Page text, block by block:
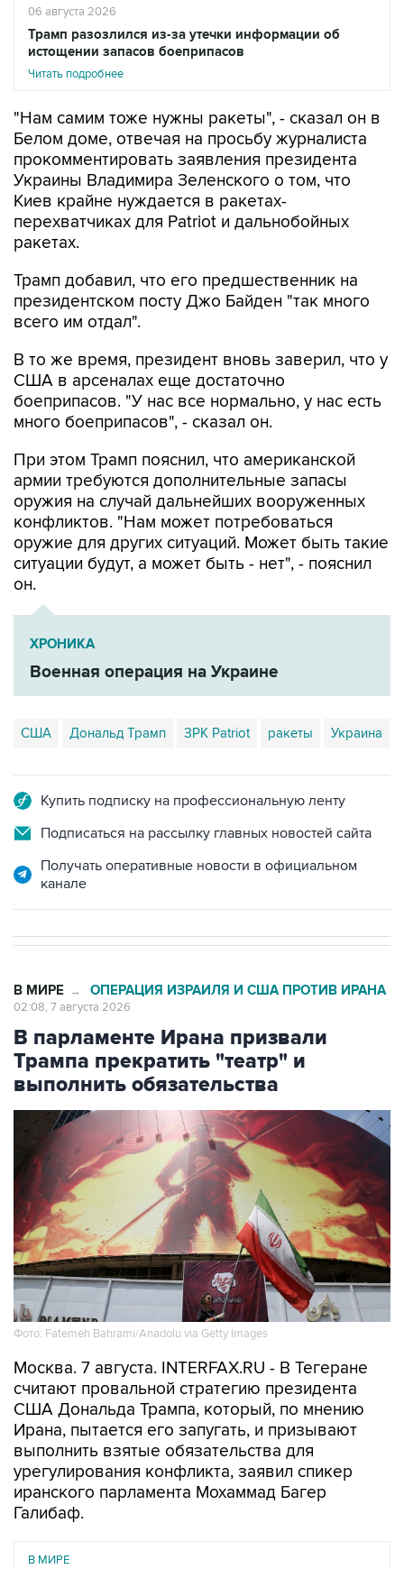
06 августа 2026
Трамп разозлился из-за утечки информации об
истощении запасов боеприпасов
Читать подробнее
"Нам самим тоже нужны ракеты", - сказал он в
Белом доме, отвечая на просьбу журналиста
прокомментировать заявления президента
Украины Владимира Зеленского о том, что
Киев крайне нуждается в ракетах-
перехватчиках для Patriot и дальнобойных
ракетах.
Трамп добавил, что его предшественник на
президентском посту Джо Байден "так много
всего им отдал".
В то же время, президент вновь заверил, что у
США в арсеналах еще достаточно
боеприпасов. "У нас все нормально, у нас есть
много боеприпасов", - сказал он.
При этом Трамп пояснил, что американской
армии требуются дополнительные запасы
оружия на случай дальнейших вооруженных
конфликтов. "Нам может потребоваться
оружие для других ситуаций. Может быть такие
ситуации будут, а может быть - нет", - пояснил
он.
ХРОНИКА
Военная операция на Украине
США Дональд Трамп ЗРК Patriot ракеты Украина
Купить подписку на профессиональную ленту
Подписаться на рассылку главных новостей сайта
Получать оперативные новости в официальном
канале
В МИРЕ → ОПЕРАЦИЯ ИЗРАИЛЯ И США ПРОТИВ ИРАНА
02:08, 7 августа 2026
В парламенте Ирана призвали
Трампа прекратить "театр" и
выполнить обязательства
Фото: Fatemeh Bahrami/Anadolu via Getty Images
Москва. 7 августа. INTERFAX.RU - В Тегеране
считают провальной стратегию президента
США Дональда Трампа, который, по мнению
Ирана, пытается его запугать, и призывают
выполнить взятые обязательства для
урегулирования конфликта, заявил спикер
иранского парламента Мохаммад Багер
Галибаф.
В МИРЕ